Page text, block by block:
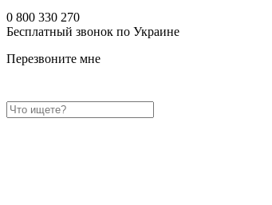
0 800 330 270
Бесплатный звонок по Украине
Перезвоните мне